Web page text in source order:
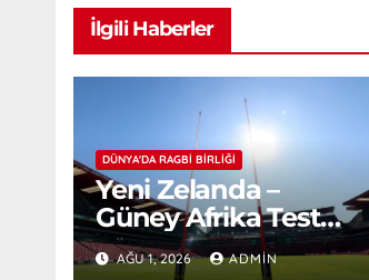
İlgili Haberler
DÜNYA'DA RAGBI BIRLIĞI
Yeni Zelanda –
Güney Afrika Test
Serisi Başlıyor
AĞU 1, 2026 ADMIN